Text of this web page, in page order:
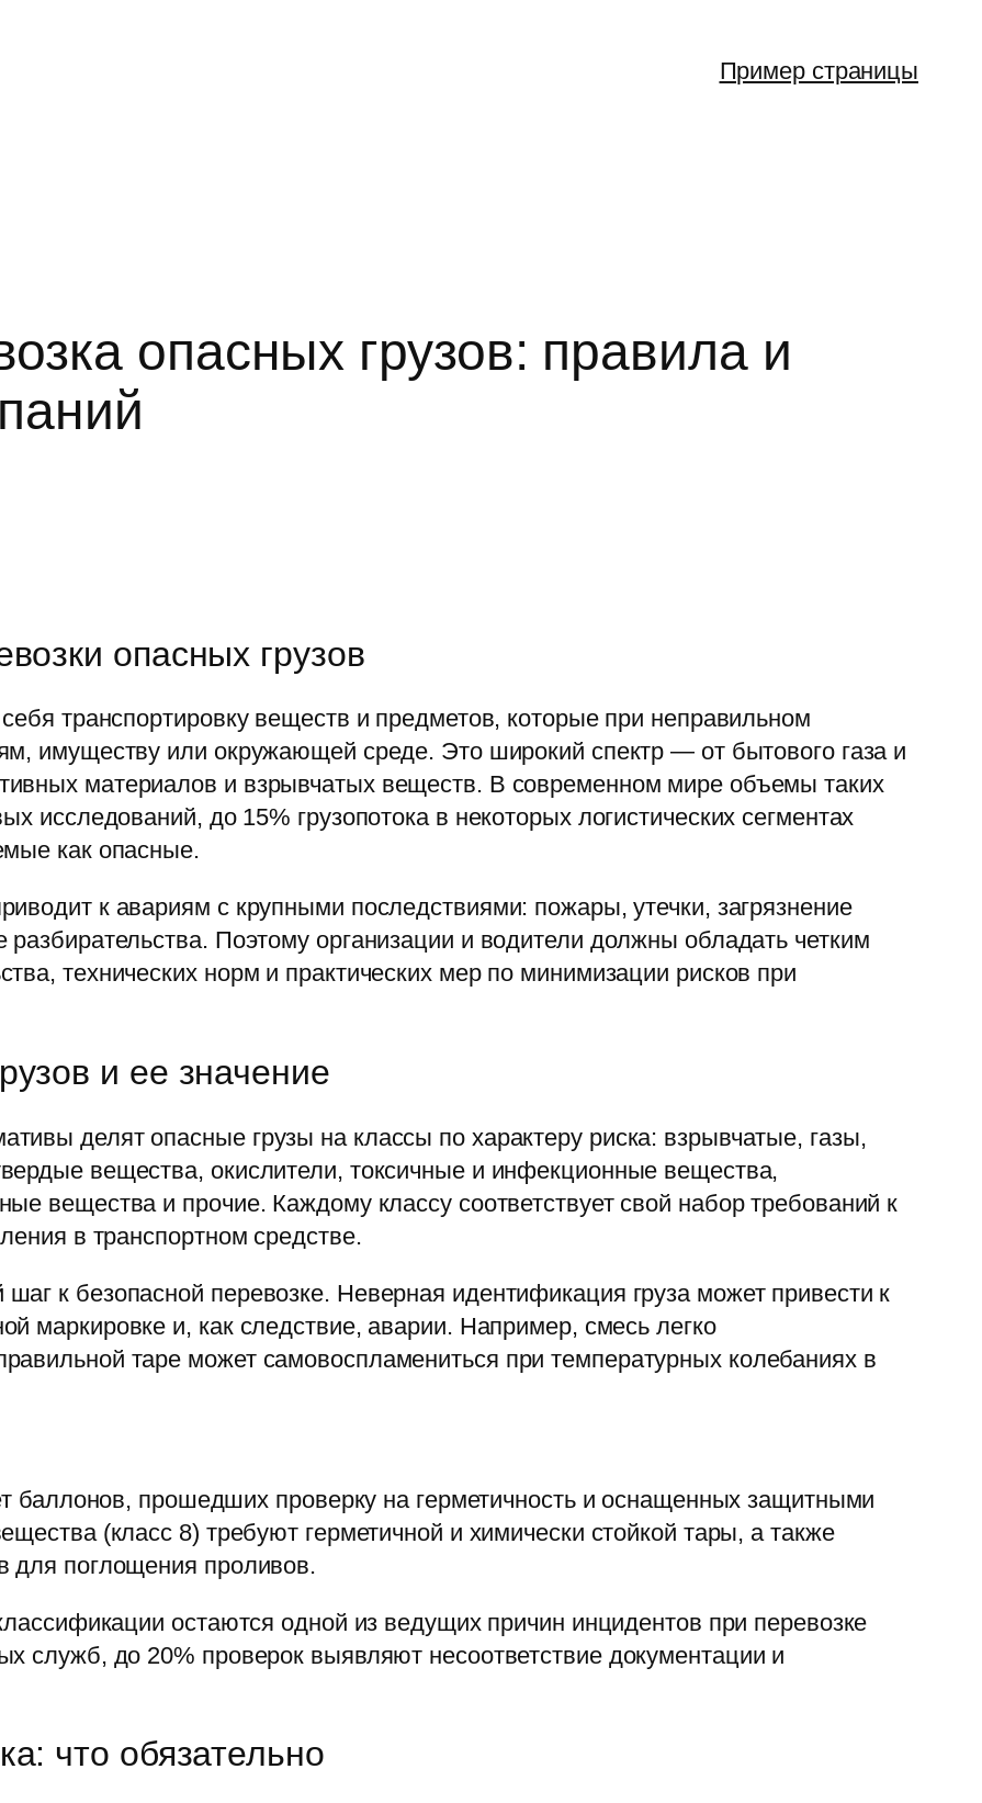
Пример страницы
опасных грузов: правила и
опасных грузов
транспортировку веществ и предметов, которые при неправильном
имуществу или окружающей среде. Это широкий спектр — от бытового газа и
материалов и взрывчатых веществ. В современном мире объемы таких
исследований, до 15% грузопотока в некоторых логистических сегментах
как опасные.
к авариям с крупными последствиями: пожары, утечки, загрязнение
Поэтому организации и водители должны обладать четким
технических норм и практических мер по минимизации рисков при
и ее значение
делят опасные грузы на классы по характеру риска: взрывчатые, газы,
вещества, окислители, токсичные и инфекционные вещества,
вещества и прочие. Каждому классу соответствует свой набор требований к
в транспортном средстве.
к безопасной перевозке. Неверная идентификация груза может привести к
маркировке и, как следствие, аварии. Например, смесь легко
таре может самовоспламениться при температурных колебаниях в
баллонов, прошедших проверку на герметичность и оснащенных защитными
(класс 8) требуют герметичной и химически стойкой тары, а также
для поглощения проливов.
остаются одной из ведущих причин инцидентов при перевозке
служб, до 20% проверок выявляют несоответствие документации и
что обязательно